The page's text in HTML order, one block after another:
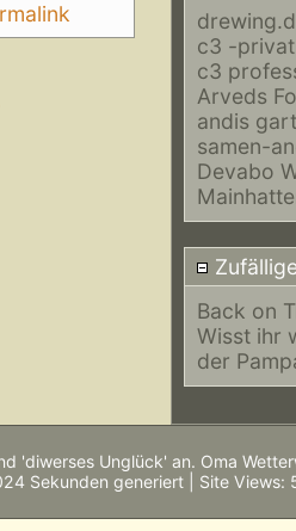
c3 -privat
c3
Arveds
andis
samen-
Devabo
Back on
Wisst ihr
der
'diwerses Unglück' an. Oma
Sekunden generiert | Site Views: